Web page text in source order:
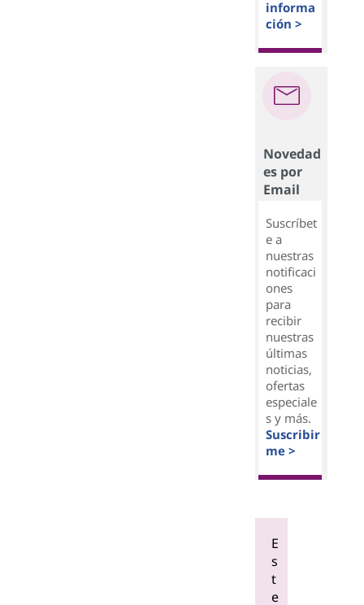
informa
ción >
Novedad
es por
Email
Suscríbet
e a
nuestras
notificaci
ones
para
recibir
nuestras
últimas
noticias,
ofertas
especiale
s y más.
Suscribir
me >
E
s
t
e